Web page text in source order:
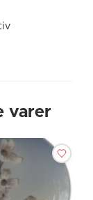
varer